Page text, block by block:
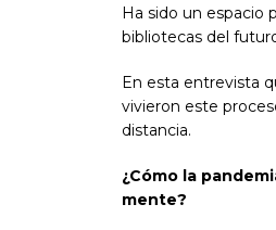
Ha sido un espacio
bibliotecas del
En esta entrevista
vivieron este
distancia.
¿Cómo la
mente?